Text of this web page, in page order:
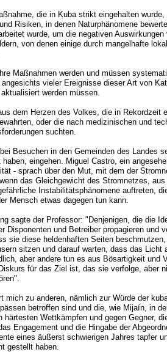
die in Kuba strikt eingehalten
Risiken, in denen Naturphänomene
wurde, um die negativen
von denen einige durch mangelhafte
Maßnahmen werden und müssen
vieler Ereignisse dieser Art von
werden müssen.
dem Herzen des Volkes, die in Rekordzeit
oder die nach medizinischen und
suchten.
Besuchen in den Gemeinden des Landes
eingehen. Miguel Castro, ein
- sprach über den Mut, mit dem der
das Gleichgewicht des Stromnetzes,
Instabilitätsphänomene auftreten,
Mensch etwas dagegen tun kann.
sagte der Professor: "Denjenigen, die die
Disponenten und Betreiber propagieren und
sie diese heldenhaften Seiten
sitzen und darauf warten, dass das
aber andere tun es aus Bösartigkeit und
für das Ziel ist, das sie verfolge, aber
mich zu anderen, nämlich zur Würde der
betroffen sind und die, wie Mijaín, in
härtesten Wettkämpfen und gegen Gegner,
Engagement und die Hingabe der
eines äußerst schwierigen Jahres tapfer
gestellt haben.